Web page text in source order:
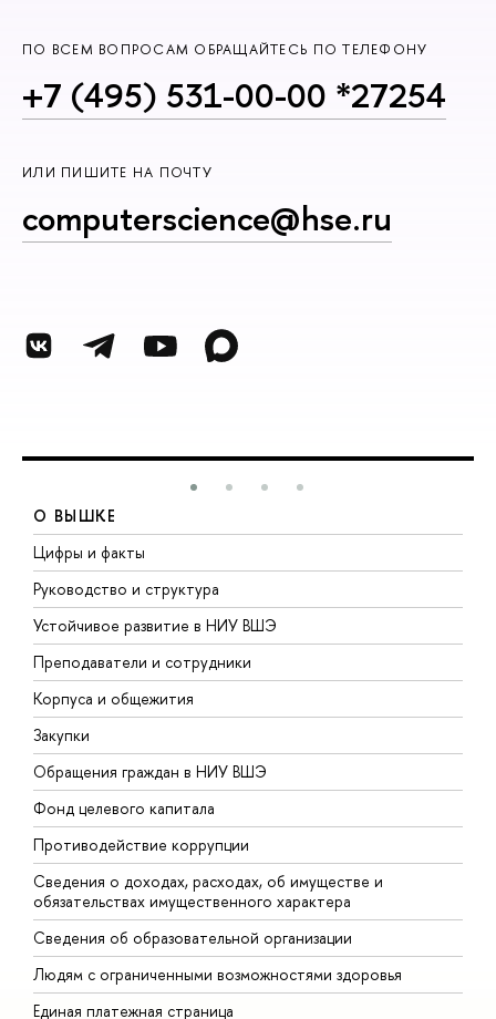
ПО ВСЕМ ВОПРОСАМ ОБРАЩАЙТЕСЬ ПО ТЕЛЕФОНУ
+7 (495) 531-00-00 *27254
ИЛИ ПИШИТЕ НА ПОЧТУ
computerscience@hse.ru
О ВЫШКЕ
Цифры и факты
Руководство и структура
Устойчивое развитие в НИУ ВШЭ
Преподаватели и сотрудники
Корпуса и общежития
Закупки
Обращения граждан в НИУ ВШЭ
Фонд целевого капитала
Противодействие коррупции
Сведения о доходах, расходах, об имуществе и
обязательствах имущественного характера
Сведения об образовательной организации
Людям с ограниченными возможностями здоровья
Единая платежная страница